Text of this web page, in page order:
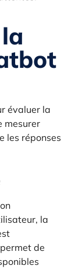
évaluer la
mesurer
les réponses
la
de